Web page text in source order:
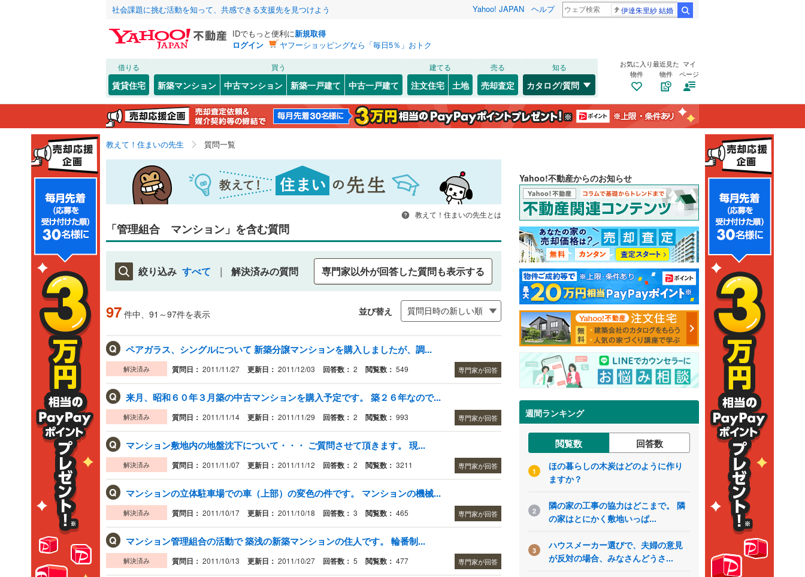
社会課題に挑む活動を知って、共感できる支援先を見つけよう Yahoo! JAPAN ヘルプ 伊達朱里紗 結婚
IDでもっと便利に新規取得
ログイン
ヤフーショッピングなら「毎日5％」おトク
借りる
賃貸住宅
買う
新築マンション 中古マンション 新築一戸建て 中古一戸建て
建てる
注文住宅 土地
売る
売却査定
知る
カタログ/質問
お気に入り
物件
最近見た
物件
マイ
ページ
教えて！住まいの先生 質問一覧
教えて！住まいの先生とは
「管理組合 マンション」を含む質問
絞り込み すべて 解決済みの質問 専門家以外が回答した質問も表示する
97 件中、91～97件を表示 並び替え
Q ペアガラス、シングルについて 新築分譲マンションを購入しましたが、調...
解決済み 質問日： 2011/11/27 更新日： 2011/12/03 回答数： 2 閲覧数： 549 専門家が回答
Q 来月、昭和６０年３月築の中古マンションを購入予定です。 築２６年なので...
解決済み 質問日： 2011/11/14 更新日： 2011/11/29 回答数： 2 閲覧数： 993 専門家が回答
Q マンション敷地内の地盤沈下について・・・ ご質問させて頂きます。 現...
解決済み 質問日： 2011/11/07 更新日： 2011/11/12 回答数： 2 閲覧数： 3211 専門家が回答
Q マンションの立体駐車場での車（上部）の変色の件です。 マンションの機械...
解決済み 質問日： 2011/10/17 更新日： 2011/10/18 回答数： 3 閲覧数： 465 専門家が回答
Q マンション管理組合の活動で 築浅の新築マンションの住人です。 輪番制...
解決済み 質問日： 2011/10/13 更新日： 2011/10/27 回答数： 5 閲覧数： 477 専門家が回答
Yahoo!不動産からのお知らせ
週間ランキング
閲覧数 回答数
1
ほの暮らしの木炭はどのように作り
ますか？
2
隣の家の工事の協力はどこまで。 隣
の家はとにかく敷地いっぱ...
3
ハウスメーカー選びで、夫婦の意見
が反対の場合、みなさんどうさ...